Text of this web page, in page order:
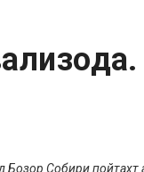
Собири пойтахт